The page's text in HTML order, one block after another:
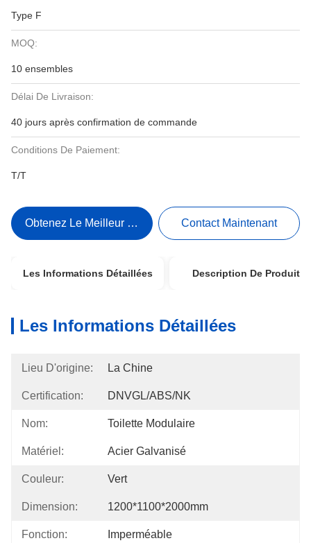
Type F
MOQ:
10 ensembles
Délai De Livraison:
40 jours après confirmation de commande
Conditions De Paiement:
T/T
Obtenez Le Meilleur Prix Contact Maintenant
Les Informations Détaillées Description De Produit
Les Informations Détaillées
Lieu D'origine: La Chine
Certification: DNVGL/ABS/NK
Nom: Toilette Modulaire
Matériel: Acier Galvanisé
Couleur: Vert
Dimension: 1200*1100*2000mm
Fonction: Imperméable